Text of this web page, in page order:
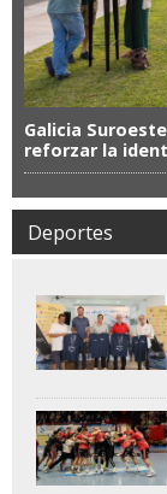
Galicia
reforzar la
Deportes